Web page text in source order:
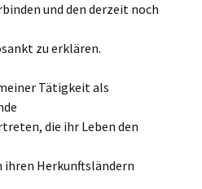
und den derzeit noch
zu erklären.
Tätigkeit als
die ihr Leben den
ihren Herkunftsländern